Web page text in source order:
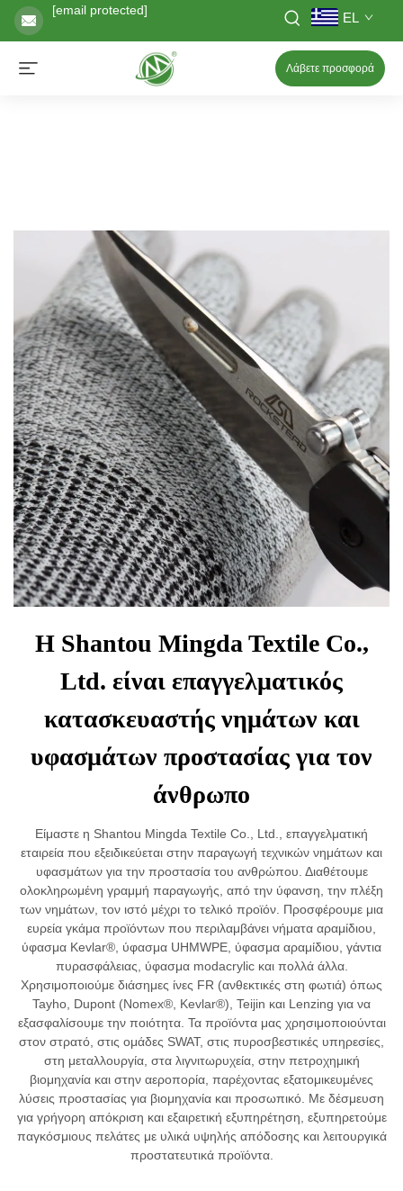
[email protected] EL
Λάβετε προσφορά
Η Shantou Mingda Textile Co.,
Ltd. είναι επαγγελματικός
κατασκευαστής νημάτων και
υφασμάτων προστασίας για τον
άνθρωπο
Είμαστε η Shantou Mingda Textile Co., Ltd., επαγγελματική
εταιρεία που εξειδικεύεται στην παραγωγή τεχνικών νημάτων και
υφασμάτων για την προστασία του ανθρώπου. Διαθέτουμε
ολοκληρωμένη γραμμή παραγωγής, από την ύφανση, την πλέξη
των νημάτων, τον ιστό μέχρι το τελικό προϊόν. Προσφέρουμε μια
ευρεία γκάμα προϊόντων που περιλαμβάνει νήματα αραμίδιου,
ύφασμα Kevlar®, ύφασμα UHMWPE, ύφασμα αραμίδιου, γάντια
πυρασφάλειας, ύφασμα modacrylic και πολλά άλλα.
Χρησιμοποιούμε διάσημες ίνες FR (ανθεκτικές στη φωτιά) όπως
Tayho, Dupont (Nomex®, Kevlar®), Teijin και Lenzing για να
εξασφαλίσουμε την ποιότητα. Τα προϊόντα μας χρησιμοποιούνται
στον στρατό, στις ομάδες SWAT, στις πυροσβεστικές υπηρεσίες,
στη μεταλλουργία, στα λιγνιτωρυχεία, στην πετροχημική
βιομηχανία και στην αεροπορία, παρέχοντας εξατομικευμένες
λύσεις προστασίας για βιομηχανία και προσωπικό. Με δέσμευση
για γρήγορη απόκριση και εξαιρετική εξυπηρέτηση, εξυπηρετούμε
παγκόσμιους πελάτες με υλικά υψηλής απόδοσης και λειτουργικά
προστατευτικά προϊόντα.